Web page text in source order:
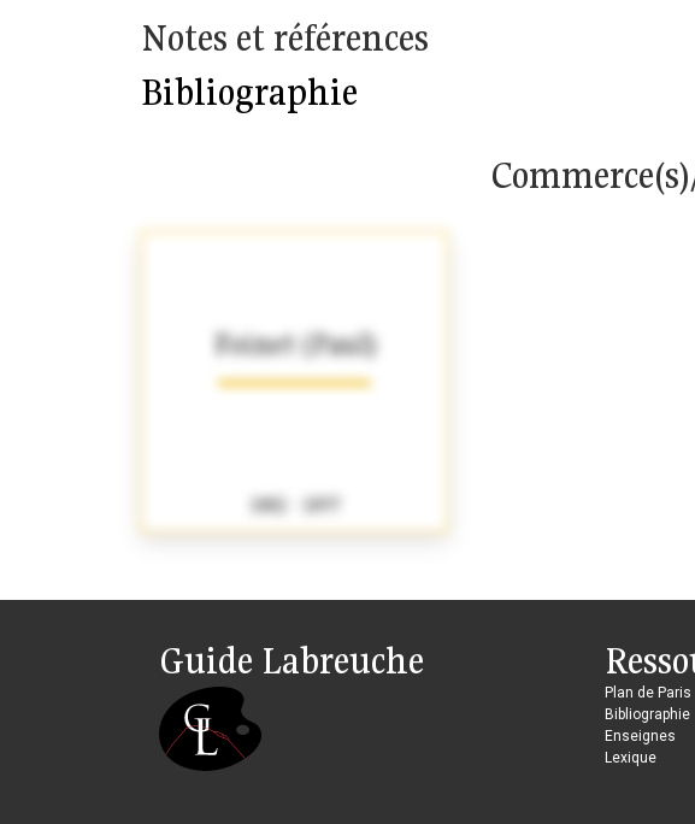
Notes et références
Bibliographie
Foinet (Paul)
1882 - 1897
Guide Labreuche
Plan de Paris
Bibliographie
Enseignes
Lexique